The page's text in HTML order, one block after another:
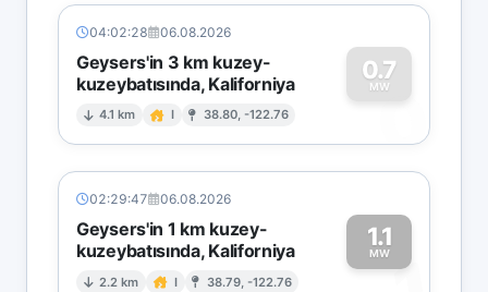
04:02:28 06.08.2026
Geysers'in 3 km kuzey-
kuzeybatısında, Kaliforniya
4.1 km I 38.80, -122.76
0.7
MW
0
02:29:47 06.08.2026
Geysers'in 1 km kuzey-
kuzeybatısında, Kaliforniya
2.2 km I 38.79, -122.76
1.1
MW